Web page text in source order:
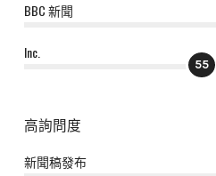
BBC 新聞
Inc.
55
高詢問度
新聞稿發布